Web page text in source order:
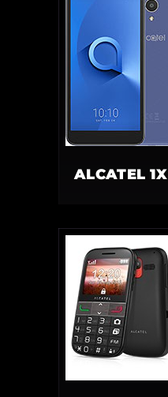
ALCATEL 1X